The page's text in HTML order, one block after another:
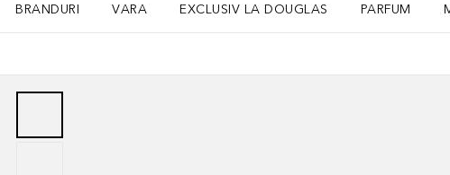
BRANDURI
VARA
EXCLUSIV LA DOUGLAS
PARFUM